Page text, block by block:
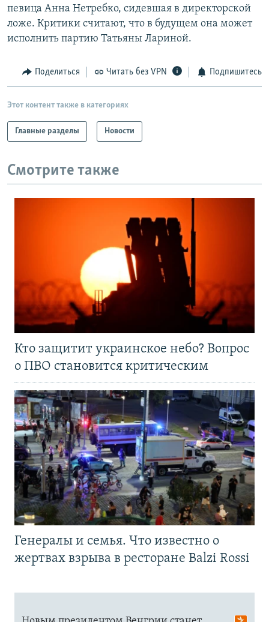
Все сайты РСЕ/РС
певица Анна Нетребко, сидевшая в директорской
ложе. Критики считают, что в будущем она может
исполнить партию Татьяны Лариной.
Поделиться Читать без VPN Подпишитесь
Этот контент также в категориях
Главные разделы Новости
Смотрите также
Кто защитит украинское небо? Вопрос
о ПВО становится критическим
Генералы и семья. Что известно о
жертвах взрыва в ресторане Balzi Rossi